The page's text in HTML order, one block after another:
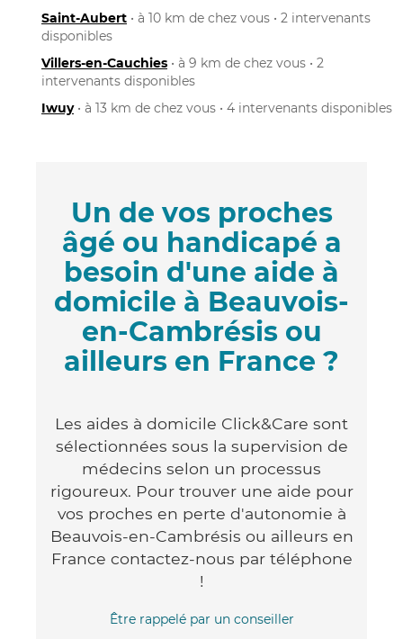
Saint-Aubert • à 10 km de chez vous • 2 intervenants
disponibles
Villers-en-Cauchies • à 9 km de chez vous • 2
intervenants disponibles
Iwuy• à 13 km de chez vous • 4 intervenants disponibles
Un de vos proches
âgé ou handicapé a
besoin d'une aide à
domicile à Beauvois-
en-Cambrésis ou
ailleurs en France ?
Les aides à domicile Click&Care sont
sélectionnées sous la supervision de
médecins selon un processus
rigoureux. Pour trouver une aide pour
vos proches en perte d'autonomie à
Beauvois-en-Cambrésis ou ailleurs en
France contactez-nous par téléphone
!
Être rappelé par un conseiller